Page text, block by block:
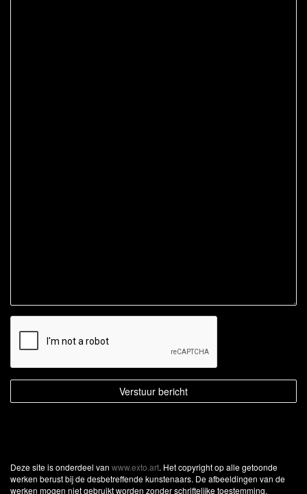
Deze site is onderdeel van www.exto.art. Het copyright op alle getoonde
werken berust bij de desbetreffende kunstenaars. De afbeeldingen van de
werken mogen niet gebruikt worden zonder schriftelijke toestemming.